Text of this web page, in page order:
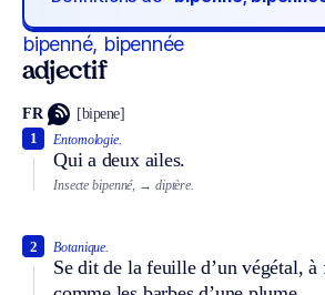
bipenné, bipennée
adjectif
FR [bipene]
Entomologie.
Qui a deux ailes.
1
Insecte bipenné, → diptère.
Botanique.
Se dit de la feuille d’un végétal, à
2